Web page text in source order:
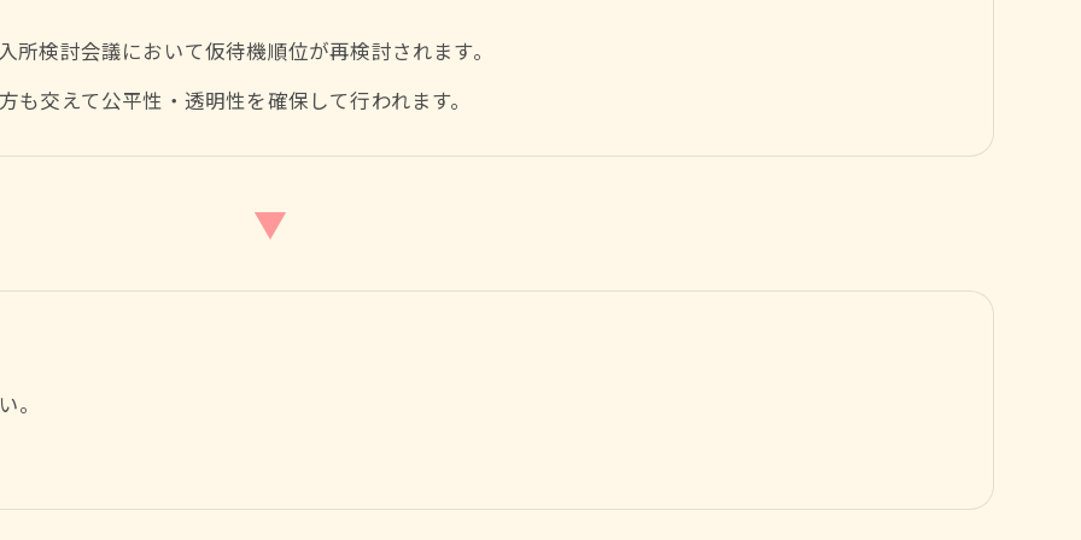
検討会議において仮待機順位が再検討されます。
交えて公平性・透明性を確保して行われます。
▼
。